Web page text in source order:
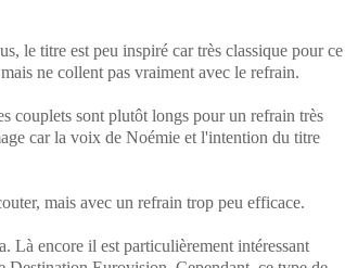
le titre est peu inspiré car très classique pour ce
ne collent pas vraiment avec le refrain.
couplets sont plutôt longs pour un refrain très
car la voix de Noémie et l'intention du titre
mais avec un refrain trop peu efficace.
Là encore il est particulièrement intéressant